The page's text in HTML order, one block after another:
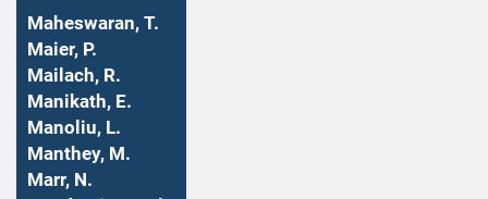
Maheswaran, T.
Maier, P.
Mailach, R.
Manikath, E.
Manoliu, L.
Manthey, M.
Marr, N.